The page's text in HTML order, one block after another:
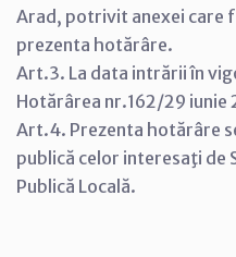
Arad, potrivit anexei care
prezenta hotărâre.
Art.3. La data intrării în
Hotărârea nr.162/29 iunie
Art.4. Prezenta hotărâre
publică celor interesaţi de
Publică Locală.